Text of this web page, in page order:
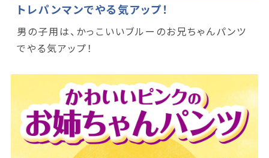
トレパンマンでやる気アップ！
男の子用は、かっこいいブルーのお兄ちゃんパンツ
でやる気アップ！